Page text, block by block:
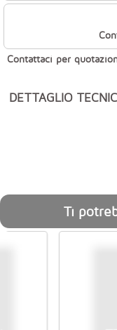
Contattaci per
DETTAGLIO
Ti